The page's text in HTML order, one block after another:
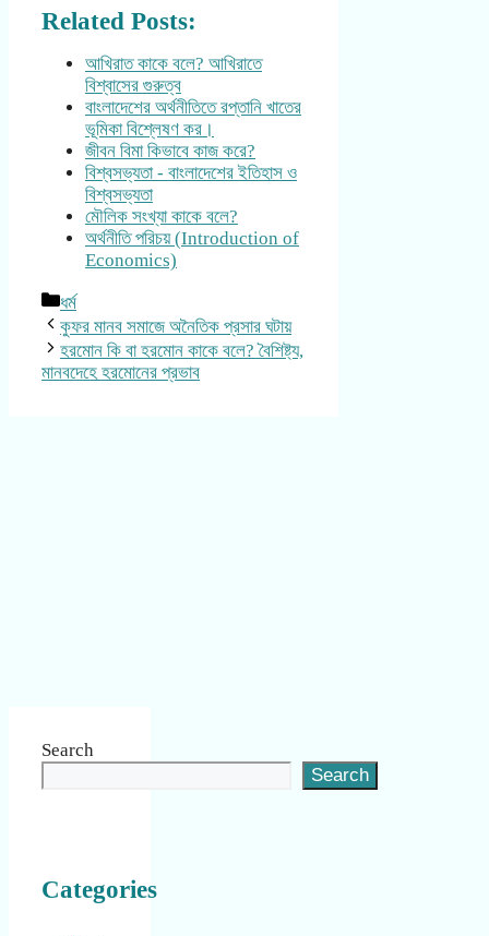
Related Posts:
আখিরাত কাকে বলে? আখিরাতে
বিশ্বাসের গুরুত্ব
বাংলাদেশের অর্থনীতিতে রপ্তানি খাতের
ভূমিকা বিশ্লেষণ কর।
জীবন বিমা কিভাবে কাজ করে?
বিশ্বসভ্যতা - বাংলাদেশের ইতিহাস ও
বিশ্বসভ্যতা
মৌলিক সংখ্যা কাকে বলে?
অর্থনীতি পরিচয় (Introduction of
Economics)
Categories
ধর্ম
কুফর মানব সমাজে অনৈতিক প্রসার ঘটায়
হরমোন কি বা হরমোন কাকে বলে? বৈশিষ্ট্য,
মানবদেহে হরমোনের প্রভাব
Search
Search
Categories